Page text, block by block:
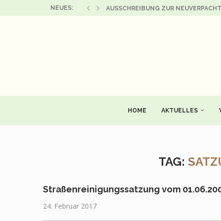
NEUES: AUSSCHREIBUNG ZUR
BEKANNTMACHUNG DER
RADVERKEHRSKONZEPT ILM-
HOME AKTUELLES
TAG:
Straßenreinigungssatzung vom
24. Februar 2017